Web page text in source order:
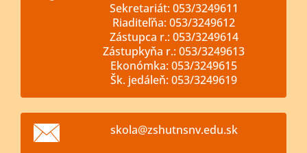
Sekretariát: 053/3249611
Riaditeľňa: 053/3249612
Zástupca r.: 053/3249614
Zástupkyňa r.: 053/3249613
Ekonómka: 053/3249615
Šk. jedáleň: 053/3249619
skola@zshutnsnv.edu.sk